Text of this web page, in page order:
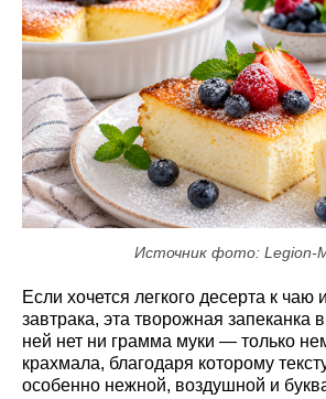
Источник фото: Legion-
Если хочется легкого десерта к чаю
завтрака, эта творожная запеканка
ней нет ни грамма муки — только
крахмала, благодаря которому
особенно нежной, воздушной и